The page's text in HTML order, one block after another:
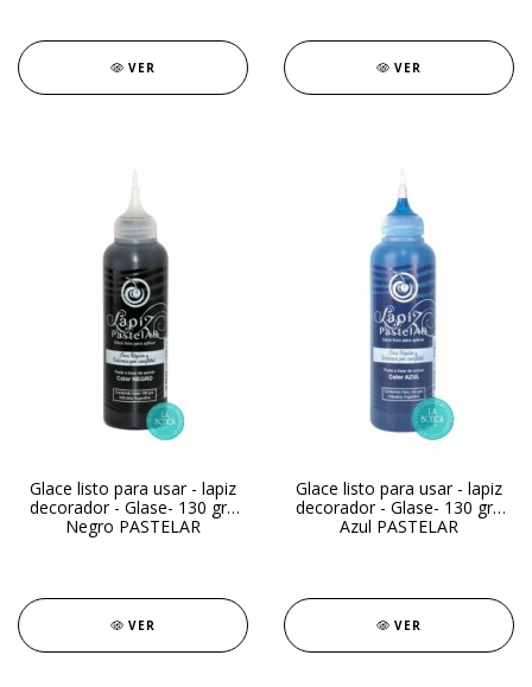
VER VER
Glace listo para usar - lapiz
decorador - Glase- 130 gr -
Negro PASTELAR
VER
Glace listo para usar - lapiz
decorador - Glase- 130 gr -
Azul PASTELAR
VER